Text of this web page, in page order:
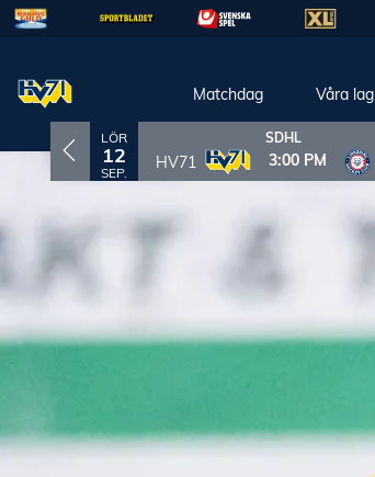
Matchdag Våra lag
LÖR
12
SEP.
SDHL
HV71 3:00 PM